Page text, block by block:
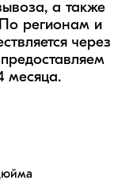
а также
регионам и
через
месяца.